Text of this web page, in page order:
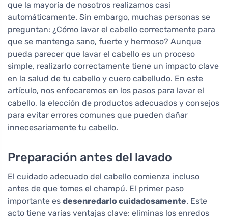
que la mayoría de nosotros realizamos casi
automáticamente. Sin embargo, muchas personas se
preguntan: ¿Cómo lavar el cabello correctamente para
que se mantenga sano, fuerte y hermoso? Aunque
pueda parecer que lavar el cabello es un proceso
simple, realizarlo correctamente tiene un impacto clave
en la salud de tu cabello y cuero cabelludo. En este
artículo, nos enfocaremos en los pasos para lavar el
cabello, la elección de productos adecuados y consejos
para evitar errores comunes que pueden dañar
innecesariamente tu cabello.
Preparación antes del lavado
El cuidado adecuado del cabello comienza incluso
antes de que tomes el champú. El primer paso
importante es desenredarlo cuidadosamente. Este
acto tiene varias ventajas clave: eliminas los enredos